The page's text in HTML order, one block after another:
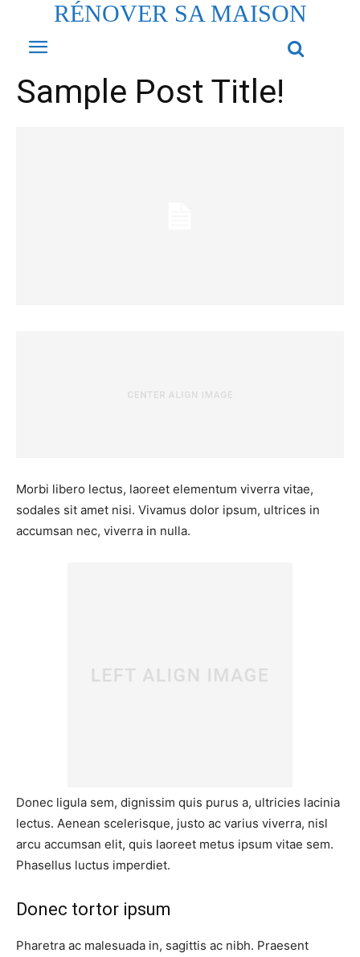
RÉNOVER SA MAISON
Sample Post Title!
Morbi libero lectus, laoreet elementum viverra vitae,
sodales sit amet nisi. Vivamus dolor ipsum, ultrices in
accumsan nec, viverra in nulla.
Donec ligula sem, dignissim quis purus a, ultricies lacinia
lectus. Aenean scelerisque, justo ac varius viverra, nisl
arcu accumsan elit, quis laoreet metus ipsum vitae sem.
Phasellus luctus imperdiet.
Donec tortor ipsum
Pharetra ac malesuada in, sagittis ac nibh. Praesent